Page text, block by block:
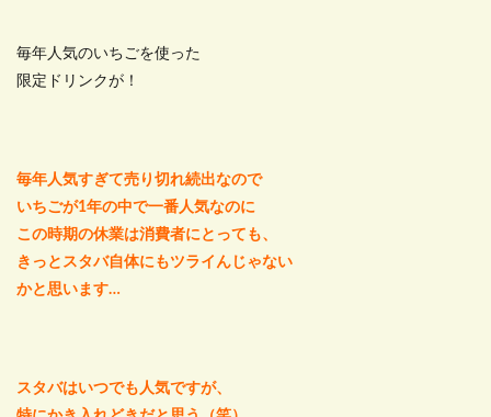
毎年人気のいちごを使った
限定ドリンクが！
毎年人気すぎて売り切れ続出なので
いちごが1年の中で一番人気なのに
この時期の休業は消費者にとっても、
きっとスタバ自体にもツライんじゃない
かと思います…
スタバはいつでも人気ですが、